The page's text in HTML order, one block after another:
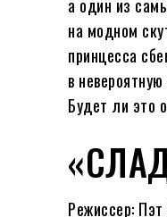
а один из
на модном
принцесса
в
Будет ли это
Режиссер: Пэт